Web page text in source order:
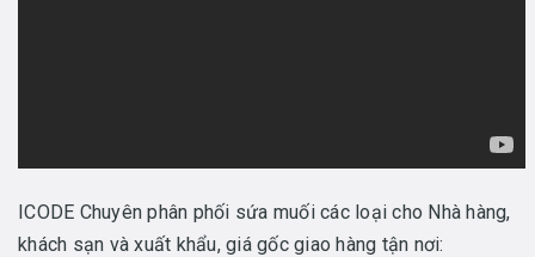
ICODE Chuyên phân phối sứa muối các loại cho Nhà hàng,
khách sạn và xuất khẩu, giá gốc giao hàng tận nơi: